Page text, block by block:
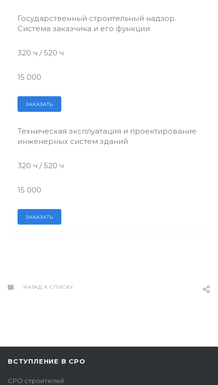
Государственный строительный надзор.
Система заказчика и его функции
320 ч / 520 ч
15 000
ЗАКАЗАТЬ
Техническая эксплуатация и проектирование
инженерных систем зданий
320 ч / 520 ч
15 000
ЗАКАЗАТЬ
НАЗАД К СПИСКУ
ВСТУПЛЕНИЕ В СРО
СРО строителей